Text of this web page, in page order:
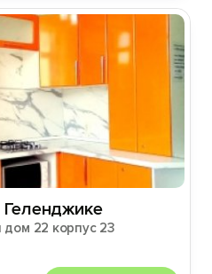
Геленджике
дом 22 корпус 23